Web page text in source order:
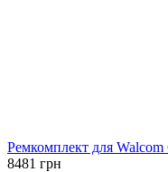
Ремкомплект для
8481 грн